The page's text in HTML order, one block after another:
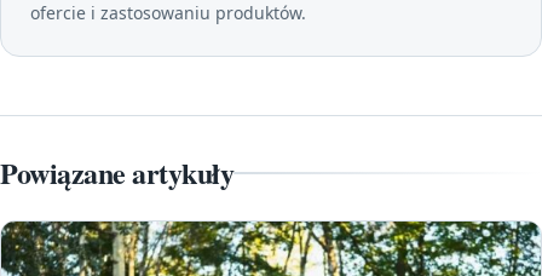
ofercie i zastosowaniu produktów.
Powiązane artykuły